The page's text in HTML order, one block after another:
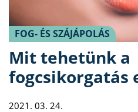
FOG- ÉS SZÁJÁPOLÁS
Mit tehetünk a
fogcsikorgatás
2021. 03. 24.